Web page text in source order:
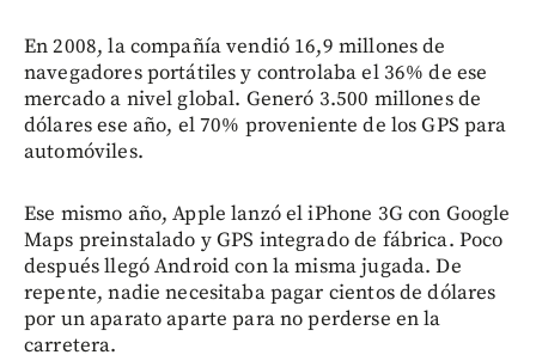
En 2008, la compañía vendió 16,9 millones de
navegadores portátiles y controlaba el 36% de ese
mercado a nivel global. Generó 3.500 millones de
dólares ese año, el 70% proveniente de los GPS para
automóviles.
Ese mismo año, Apple lanzó el iPhone 3G con Google
Maps preinstalado y GPS integrado de fábrica. Poco
después llegó Android con la misma jugada. De
repente, nadie necesitaba pagar cientos de dólares
por un aparato aparte para no perderse en la
carretera.